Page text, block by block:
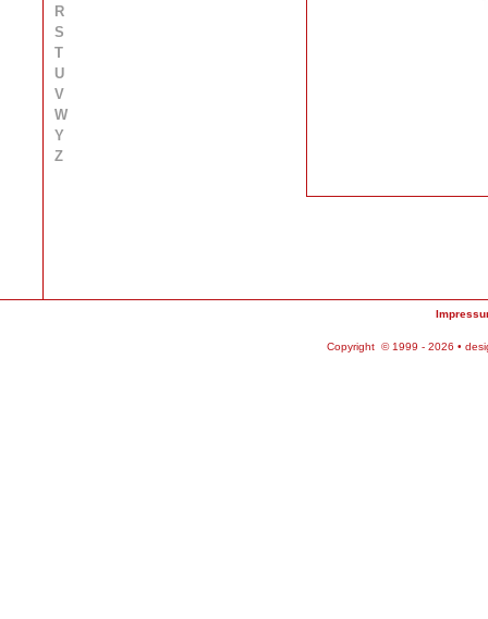
R
S
T
U
V
W
Y
Z
Copyright © 1999 - 2026 •